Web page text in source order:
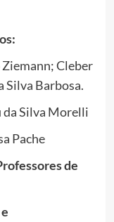
Cleber
Silva Barbosa.
da Silva Morelli
Pache
de